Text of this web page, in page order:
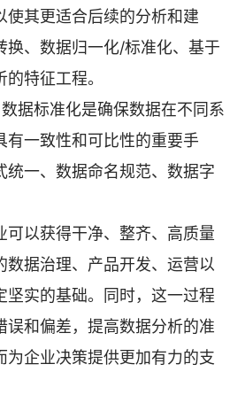
使其更适合后续的分析和建
换、数据归一化/标准化、基于
特征工程。
数据标准化是确保数据在不同系
有一致性和可比性的重要手
统一、数据命名规范、数据字
可以获得干净、整齐、高质量
数据治理、产品开发、运营以
坚实的基础。同时，这一过程
误和偏差，提高数据分析的准
为企业决策提供更加有力的支